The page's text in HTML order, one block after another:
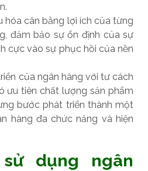
hóa cân bằng lợi ích của từng
đảm bảo sự ổn định của sự
cực vào sự phục hồi của nền
của ngân hàng với tư cách
ưu tiên chất lượng sản phẩm
bước phát triển thành một
hàng đa chức năng và hiện
dụng ngân